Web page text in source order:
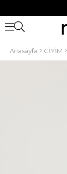
Anasayfa GİYİM